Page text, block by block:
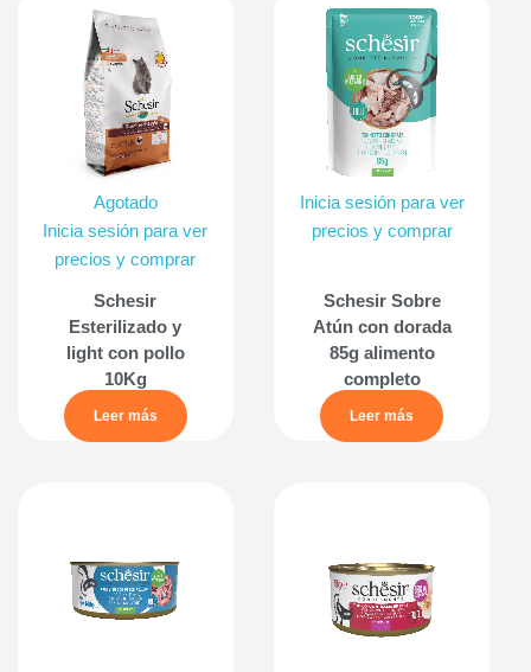
Agotado
Inicia sesión para ver
precios y comprar
Schesir
Esterilizado y
light con pollo
10Kg
Leer más
Inicia sesión para ver
precios y comprar
Schesir Sobre
Atún con dorada
85g alimento
completo
Leer más